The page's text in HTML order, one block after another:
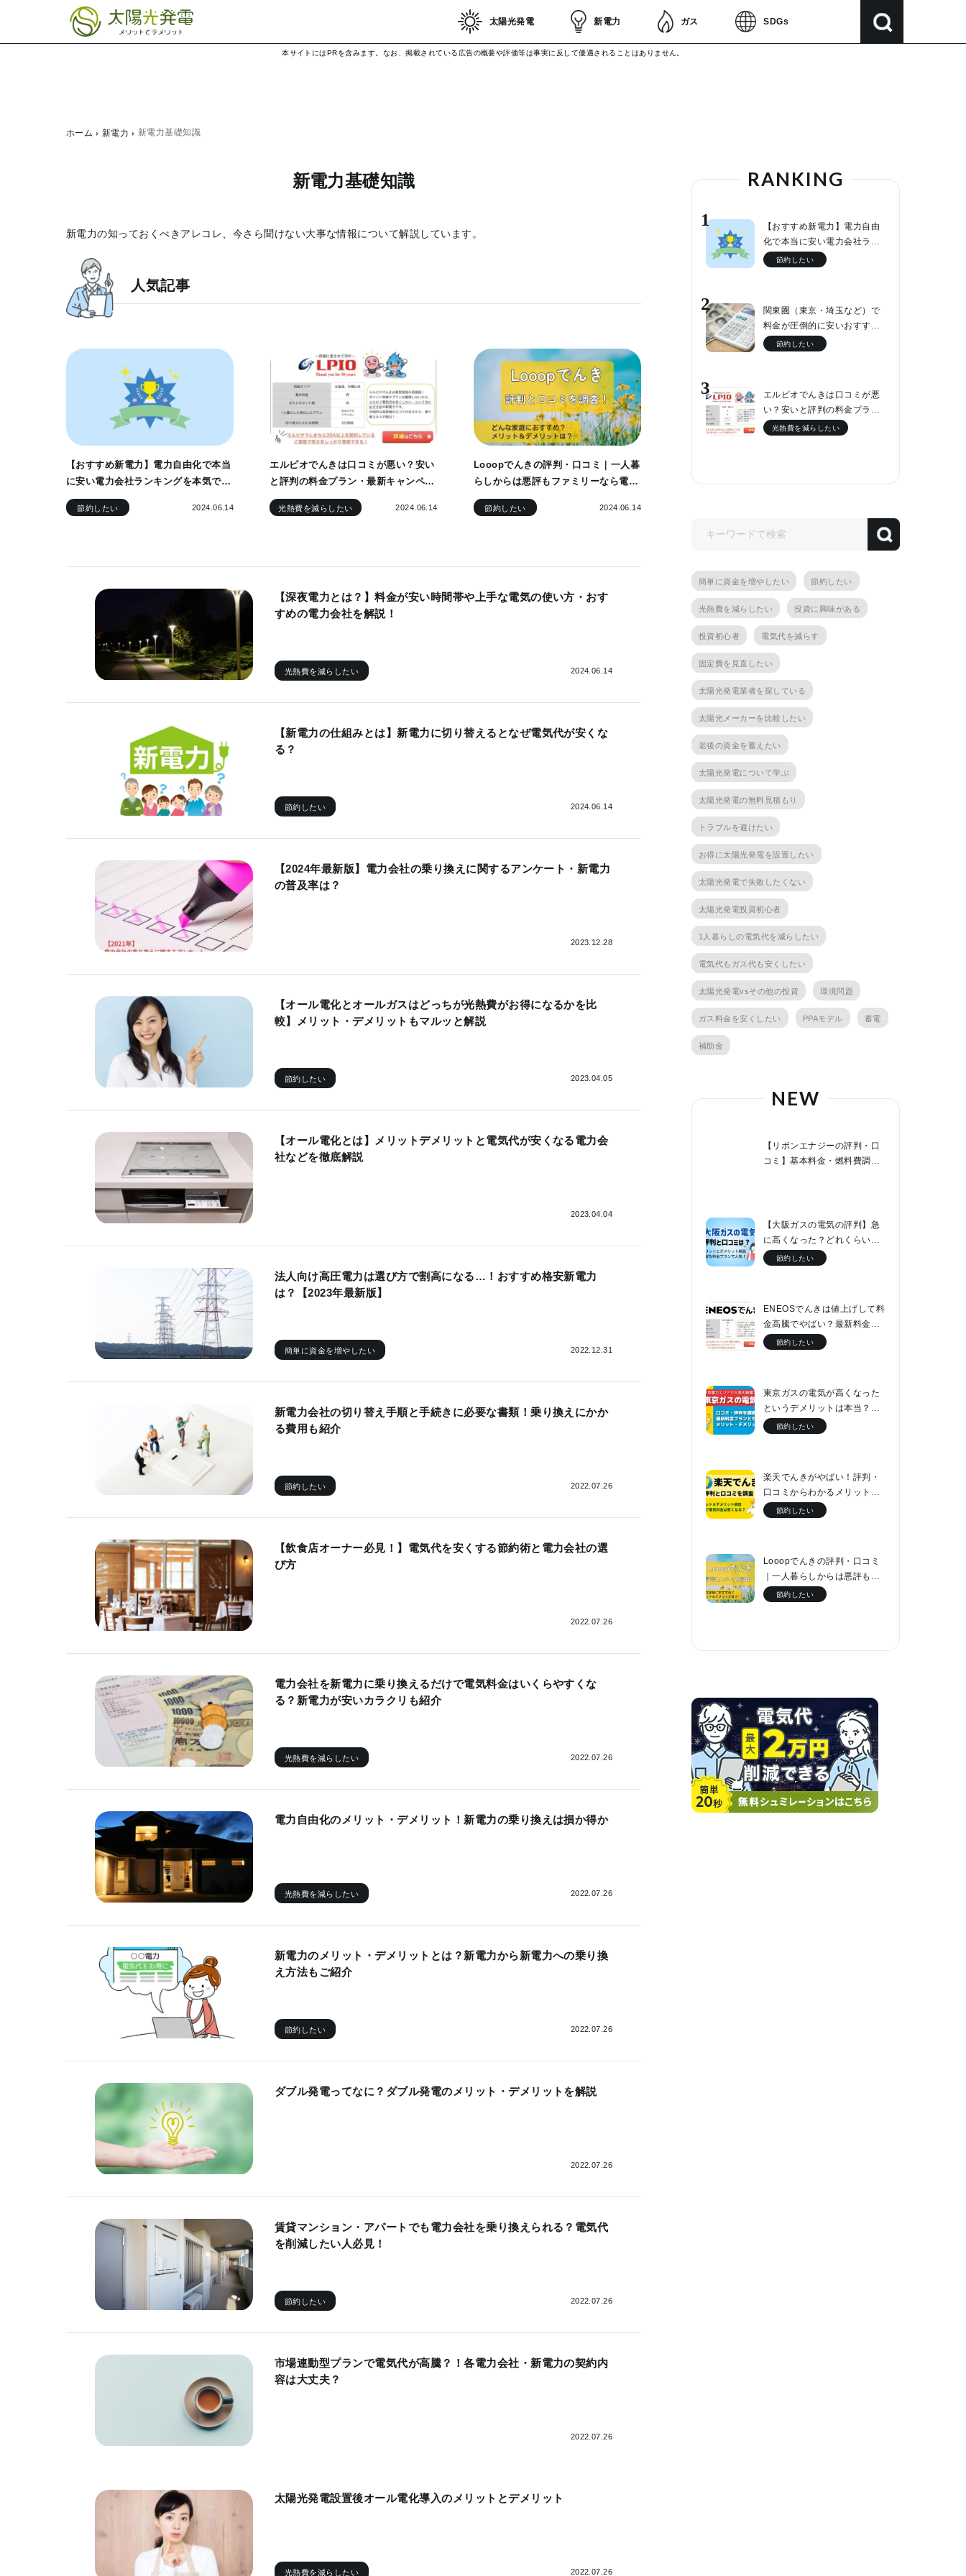
太陽光発電 新電力 ガス SDGs
本サイトにはPRを含みます。なお、掲載されている広告の概要や評価等は事実に反して優遇されることはありません。
ホーム 新電力 新電力基礎知識
新電力基礎知識
新電力の知っておくべきアレコレ、今さら聞けない大事な情報について解説しています。
人気記事
【おすすめ新電力】電力自由化で本当
に安い電力会社ランキングを本気で作
ってみた
節約したい 2024.06.14
エルピオでんきは口コミが悪い？安い
と評判の料金プラン・最新キャンペー
ン情報
光熱費を減らしたい 2024.06.14
Looopでんきの評判・口コミ｜一人暮
らしからは悪評もファミリーなら電気
代が2万円安くなる！
節約したい 2024.06.14
【深夜電力とは？】料金が安い時間帯や上手な電気の使い方・おす
すめの電力会社を解説！
光熱費を減らしたい 2024.06.14
【新電力の仕組みとは】新電力に切り替えるとなぜ電気代が安くな
る？
節約したい 2024.06.14
【2024年最新版】電力会社の乗り換えに関するアンケート・新電力
の普及率は？
2023.12.28
【オール電化とオールガスはどっちが光熱費がお得になるかを比
較】メリット・デメリットもマルッと解説
節約したい 2023.04.05
【オール電化とは】メリットデメリットと電気代が安くなる電力会
社などを徹底解説
2023.04.04
法人向け高圧電力は選び方で割高になる…！おすすめ格安新電力
は？【2023年最新版】
簡単に資金を増やしたい 2022.12.31
新電力会社の切り替え手順と手続きに必要な書類！乗り換えにかか
る費用も紹介
節約したい 2022.07.26
【飲食店オーナー必見！】電気代を安くする節約術と電力会社の選
び方
2022.07.26
電力会社を新電力に乗り換えるだけで電気料金はいくらやすくな
る？新電力が安いカラクリも紹介
光熱費を減らしたい 2022.07.26
電力自由化のメリット・デメリット！新電力の乗り換えは損か得か
光熱費を減らしたい 2022.07.26
新電力のメリット・デメリットとは？新電力から新電力への乗り換
え方法もご紹介
節約したい 2022.07.26
ダブル発電ってなに？ダブル発電のメリット・デメリットを解説
2022.07.26
賃貸マンション・アパートでも電力会社を乗り換えられる？電気代
を削減したい人必見！
節約したい 2022.07.26
市場連動型プランで電気代が高騰？！各電力会社・新電力の契約内
容は大丈夫？
2022.07.26
太陽光発電設置後オール電化導入のメリットとデメリット
光熱費を減らしたい 2022.07.26
RANKING
1
【おすすめ新電力】電力自由
化で本当に安い電力会社ラ…
節約したい
2
関東圏（東京・埼玉など）で
料金が圧倒的に安いおすす…
節約したい
3
エルピオでんきは口コミが悪
い？安いと評判の料金プラ…
光熱費を減らしたい
簡単に資金を増やしたい 節約したい
光熱費を減らしたい 投資に興味がある
投資初心者 電気代を減らす
固定費を見直したい
太陽光発電業者を探している
太陽光メーカーを比較したい
老後の資金を蓄えたい
太陽光発電について学ぶ
太陽光発電の無料見積もり
トラブルを避けたい
お得に太陽光発電を設置したい
太陽光発電で失敗したくない
太陽光発電投資初心者
1人暮らしの電気代を減らしたい
電気代もガス代も安くしたい
太陽光発電vsその他の投資 環境問題
ガス料金を安くしたい PPAモデル 蓄電
補助金
NEW
【リボンエナジーの評判・口
コミ】基本料金・燃料費調整
【大阪ガスの電気の評判】急
に高くなった？どれくらい値
上げした？他社と料金比較！
節約したい
ENEOSでんきは値上げして料
金高騰でやばい？最新料金表
と口コミをチェック
節約したい
東京ガスの電気が高くなった
というデメリットは本当？最
新料金プランとセット割につ
節約したい
楽天でんきがやばい！評判・
口コミからわかるメリット・
デメリットと最新料金プラン
節約したい
Looopでんきの評判・口コミ
｜一人暮らしからは悪評もフ
ァミリーなら電気代が2万円安
節約したい